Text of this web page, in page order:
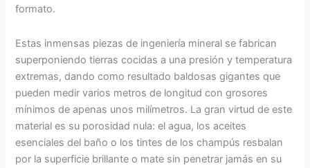
formato.
Estas inmensas piezas de ingeniería mineral se fabrican
superponiendo tierras cocidas a una presión y temperatura
extremas, dando como resultado baldosas gigantes que
pueden medir varios metros de longitud con grosores
mínimos de apenas unos milímetros. La gran virtud de este
material es su porosidad nula: el agua, los aceites
esenciales del baño o los tintes de los champús resbalan
por la superficie brillante o mate sin penetrar jamás en su